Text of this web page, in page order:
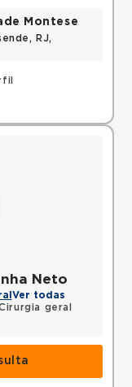
Montese
RJ,
Neto
Ver todas
geral